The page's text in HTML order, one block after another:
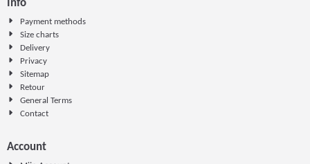
Payment methods
Size charts
Delivery
Privacy
Sitemap
Retour
General Terms
Contact
Account